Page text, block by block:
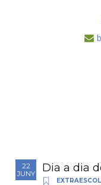
22
JUNY
Dia a dia